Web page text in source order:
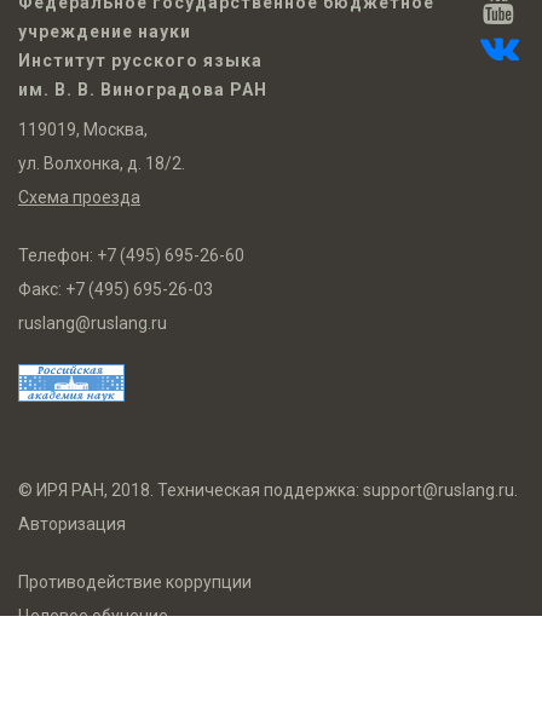
учреждение науки
Институт русского языка
им. В. В. Виноградова РАН
119019, Москва,
ул. Волхонка, д. 18/2.
Схема проезда
Телефон: +7 (495) 695-26-60
Факс: +7 (495) 695-26-03
ruslang@ruslang.ru
© ИРЯ РАН, 2018. Техническая поддержка: support@ruslang.ru
Авторизация
Противодействие коррупции
Целевое обучение